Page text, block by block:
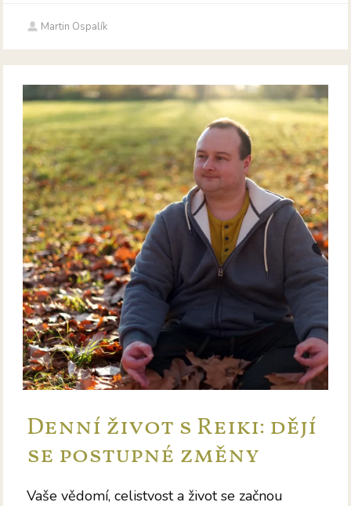
Martin Ospalík
Denní život s Reiki: dějí
se postupné změny
Vaše vědomí, celistvost a život se začnou